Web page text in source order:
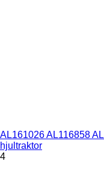
AL161026 AL116858
hjultraktor
4